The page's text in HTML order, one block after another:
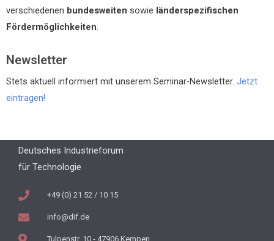
verschiedenen bundesweiten sowie länderspezifischen
Fördermöglichkeiten
Newsletter
Stets aktuell informiert mit unserem Seminar-Newsletter. Jetzt
eintragen!
Deutsches Industrieforum
für Technologie
+49 (0) 21 52 / 10 15
info@dif.de
Tulpenstr. 10 - 47906 Kempen